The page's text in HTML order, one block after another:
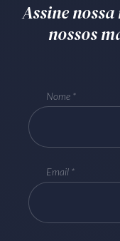
Assine
nossos
Nome
Email